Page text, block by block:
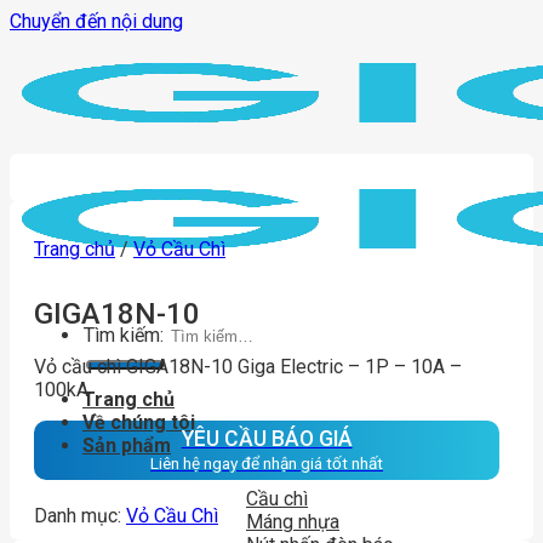
Chuyển đến nội dung
Tìm kiếm:
Trang chủ
Về chúng tôi
Sản phẩm
Cầu chì
Máng nhựa
Trang chủ / Vỏ Cầu Chì
GIGA18N-10
Vỏ cầu chì GIGA18N-10 Giga Electric – 1P – 10A –
100kA
YÊU CẦU BÁO GIÁ
Liên hệ ngay để nhận giá tốt nhất
Danh mục: Vỏ Cầu Chì